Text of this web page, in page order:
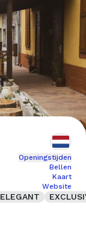
Openingstijden
Bellen
Kaart
Website
ELEGANT